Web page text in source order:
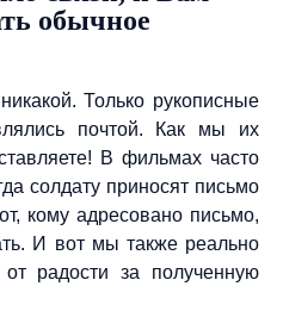
обычное
Только рукописные
почтой. Как мы их
В фильмах часто
солдату приносят письмо
кому адресовано письмо,
И вот мы также реально
радости за полученную